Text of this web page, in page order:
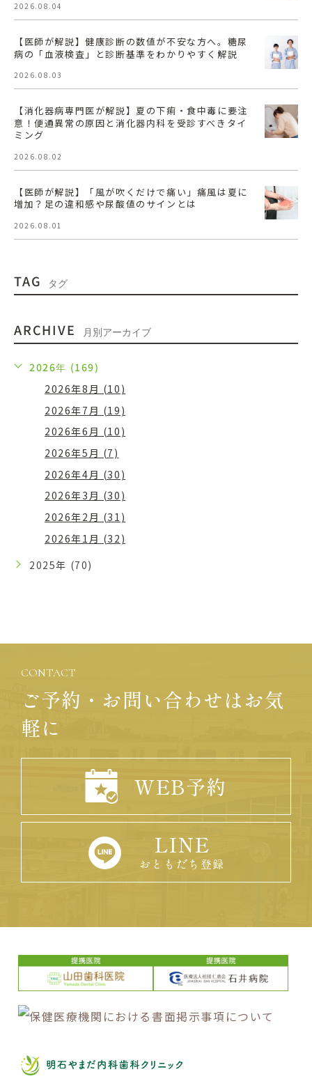
2026.08.04
【医師が解説】健康診断の数値が不安な方へ。糖尿
病の「血液検査」と診断基準をわかりやすく解説
2026.08.03
【消化器病専門医が解説】夏の下痢・食中毒に要注
意！便通異常の原因と消化器内科を受診すべきタイ
ミング
2026.08.02
【医師が解説】「風が吹くだけで痛い」痛風は夏に
増加？足の違和感や尿酸値のサインとは
2026.08.01
TAG タグ
ARCHIVE 月別アーカイブ
2026年 (169)
2026年8月 (10)
2026年7月 (19)
2026年6月 (10)
2026年5月 (7)
2026年4月 (30)
2026年3月 (30)
2026年2月 (31)
2026年1月 (32)
2025年 (70)
CONTACT
ご予約・お問い合わせはお気
軽に
WEB予約
LINE
おともだち登録